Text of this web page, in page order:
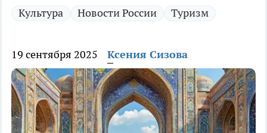
Культура Новости России Туризм
19 сентября 2025 Ксения Сизова